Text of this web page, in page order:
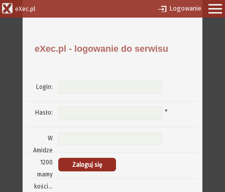
eXec.pl Logowanie
eXec.pl - logowanie do serwisu
Login:
Hasło: *
W
Amidze
1200
mamy
kości...